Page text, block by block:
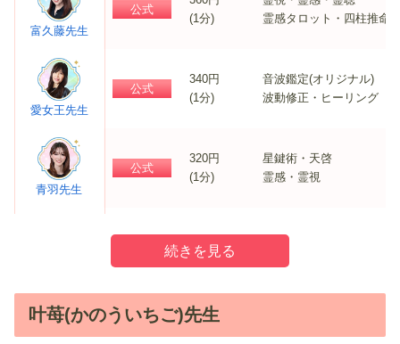
富久藤先生
公式
(1分)
霊感タロット・四柱推命
愛女王先生
公式
340円
(1分)
音波鑑定(オリジナル)
波動修正・ヒーリング
青羽先生
公式
320円
(1分)
星鍵術・天啓
霊感・霊視
380円
(1分)
スピリチュアル能力
公式
380円
(1分)
霊感・霊視
叶苺(かのういちご)先生